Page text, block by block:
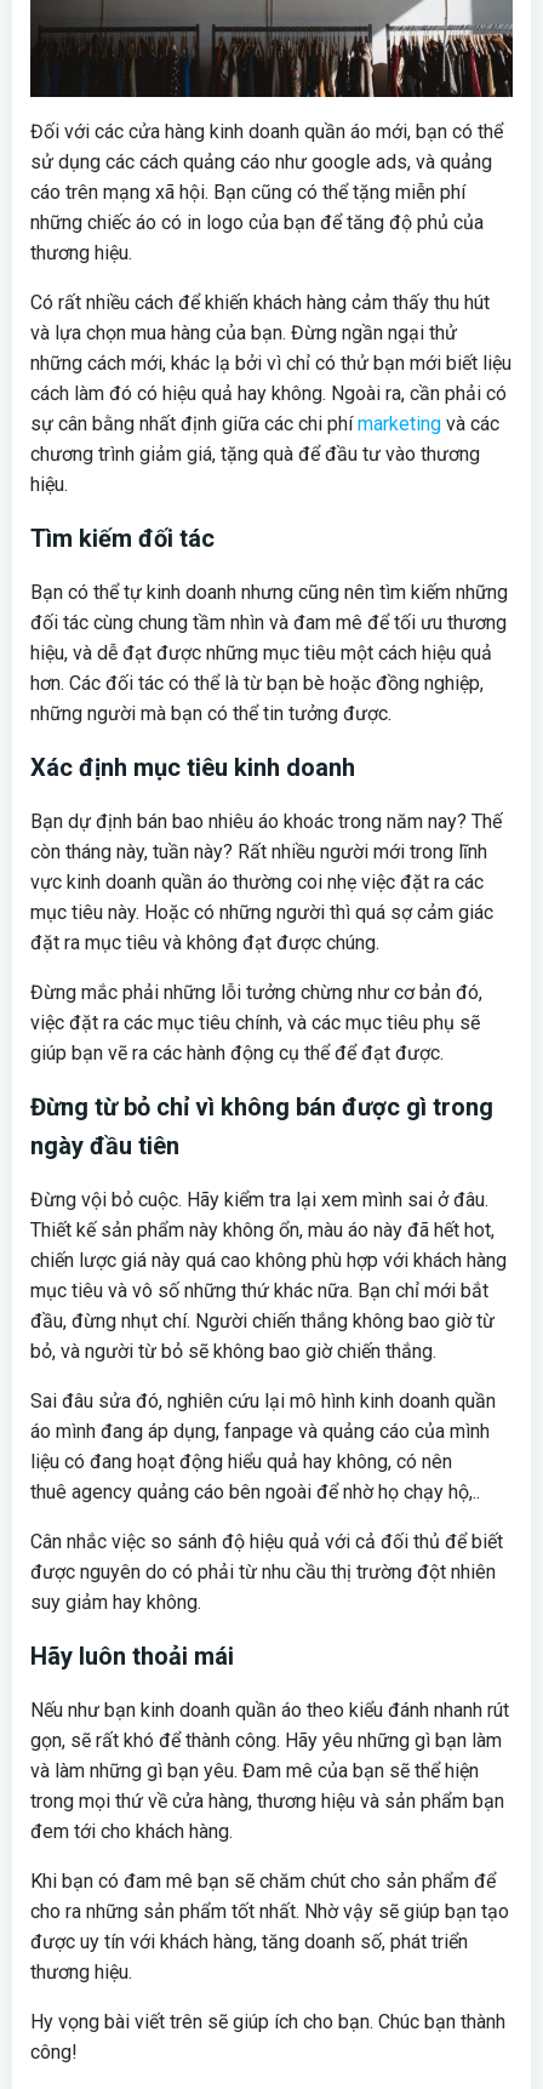
Đối với các cửa hàng kinh doanh quần áo mới, bạn có thể
sử dụng các cách quảng cáo như google ads, và quảng
cáo trên mạng xã hội. Bạn cũng có thể tặng miễn phí
những chiếc áo có in logo của bạn để tăng độ phủ của
thương hiệu.
Có rất nhiều cách để khiến khách hàng cảm thấy thu hút
và lựa chọn mua hàng của bạn. Đừng ngần ngại thử
những cách mới, khác lạ bởi vì chỉ có thử bạn mới biết liệu
cách làm đó có hiệu quả hay không. Ngoài ra, cần phải có
sự cân bằng nhất định giữa các chi phímarketing và các
chương trình giảm giá, tặng quà để đầu tư vào thương
hiệu.
Tìm kiếm đối tác
Bạn có thể tự kinh doanh nhưng cũng nên tìm kiếm những
đối tác cùng chung tầm nhìn và đam mê để tối ưu thương
hiệu, và dễ đạt được những mục tiêu một cách hiệu quả
hơn. Các đối tác có thể là từ bạn bè hoặc đồng nghiệp,
những người mà bạn có thể tin tưởng được.
Xác định mục tiêu kinh doanh
Bạn dự định bán bao nhiêu áo khoác trong năm nay? Thế
còn tháng này, tuần này? Rất nhiều người mới trong lĩnh
vực kinh doanh quần áo thường coi nhẹ việc đặt ra các
mục tiêu này. Hoặc có những người thì quá sợ cảm giác
đặt ra mục tiêu và không đạt được chúng.
Đừng mắc phải những lỗi tưởng chừng như cơ bản đó,
việc đặt ra các mục tiêu chính, và các mục tiêu phụ sẽ
giúp bạn vẽ ra các hành động cụ thể để đạt được.
Đừng từ bỏ chỉ vì không bán được gì trong
ngày đầu tiên
Đừng vội bỏ cuộc. Hãy kiểm tra lại xem mình sai ở đâu.
Thiết kế sản phẩm này không ổn, màu áo này đã hết hot,
chiến lược giá này quá cao không phù hợp với khách hàng
mục tiêu và vô số những thứ khác nữa. Bạn chỉ mới bắt
đầu, đừng nhụt chí. Người chiến thắng không bao giờ từ
bỏ, và người từ bỏ sẽ không bao giờ chiến thắng.
Sai đâu sửa đó, nghiên cứu lại mô hình kinh doanh quần
áo mình đang áp dụng, fanpage và quảng cáo của mình
liệu có đang hoạt động hiểu quả hay không, có nên
thuê agency quảng cáo bên ngoài để nhờ họ chạy hộ,..
Cân nhắc việc so sánh độ hiệu quả với cả đối thủ để biết
được nguyên do có phải từ nhu cầu thị trường đột nhiên
suy giảm hay không.
Hãy luôn thoải mái
Nếu như bạn kinh doanh quần áo theo kiểu đánh nhanh rút
gọn, sẽ rất khó để thành công. Hãy yêu những gì bạn làm
và làm những gì bạn yêu. Đam mê của bạn sẽ thể hiện
trong mọi thứ về cửa hàng, thương hiệu và sản phẩm bạn
đem tới cho khách hàng.
Khi bạn có đam mê bạn sẽ chăm chút cho sản phẩm để
cho ra những sản phẩm tốt nhất. Nhờ vậy sẽ giúp bạn tạo
được uy tín với khách hàng, tăng doanh số, phát triển
thương hiệu.
Hy vọng bài viết trên sẽ giúp ích cho bạn. Chúc bạn thành
công!